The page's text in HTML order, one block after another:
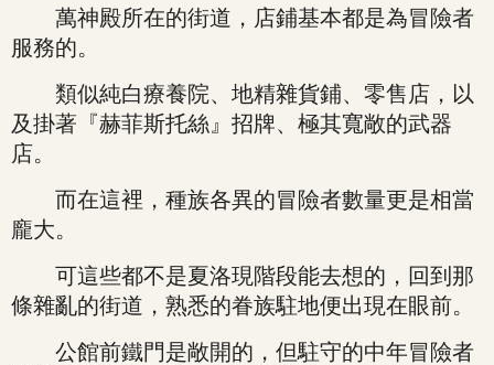
萬神殿所在的街道，店鋪基本都是為冒險者
服務的。
類似純白療養院、地精雜貨鋪、零售店，以
及掛著『赫菲斯托絲』招牌、極其寬敞的武器
店。
而在這裡，種族各異的冒險者數量更是相當
龐大。
可這些都不是夏洛現階段能去想的，回到那
條雜亂的街道，熟悉的眷族駐地便出現在眼前。
公館前鐵門是敞開的，但駐守的中年冒險者